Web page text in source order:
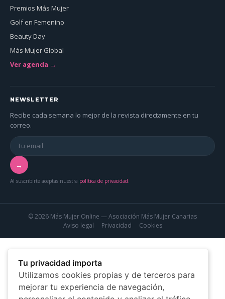
Premios Más Mujer
Golf en Femenino
Beauty Day
Más Mujer Global
Ver agenda →
NEWSLETTER
Recibe cada semana lo mejor de la revista directamente en tu
correo.
→
Al suscribirte aceptas nuestra política de privacidad.
© 2026 Más Mujer Online — Asociación Más Mujer Canarias
Aviso legal
Privacidad Cookies
Tu privacidad importa
Utilizamos cookies propias y de terceros para
mejorar tu experiencia de navegación,